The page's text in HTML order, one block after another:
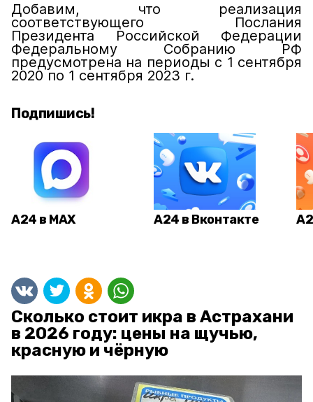
Добавим, что реализация
соответствующего Послания
Президента Российской Федерации
Федеральному Собранию РФ
предусмотрена на периоды с 1 сентября
2020 по 1 сентября 2023 г.
Подпишись!
А24 в MAX А24 в Вконтакте
Сколько стоит икра в Астрахани
в 2026 году: цены на щучью,
красную и чёрную